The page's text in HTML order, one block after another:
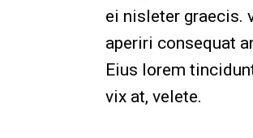
ei nisleter graecis.
aperiri consequat
Eius lorem
vix at, velete.